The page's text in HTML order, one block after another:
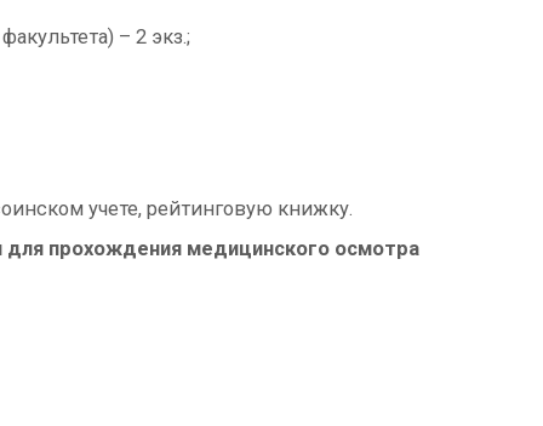
– 2 экз.;
учете, рейтинговую книжку.
прохождения медицинского осмотра